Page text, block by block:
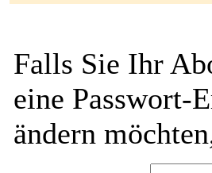
Falls Sie Ihr
eine Passwort-
ändern